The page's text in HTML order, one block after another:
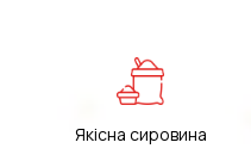
Якісна сировина